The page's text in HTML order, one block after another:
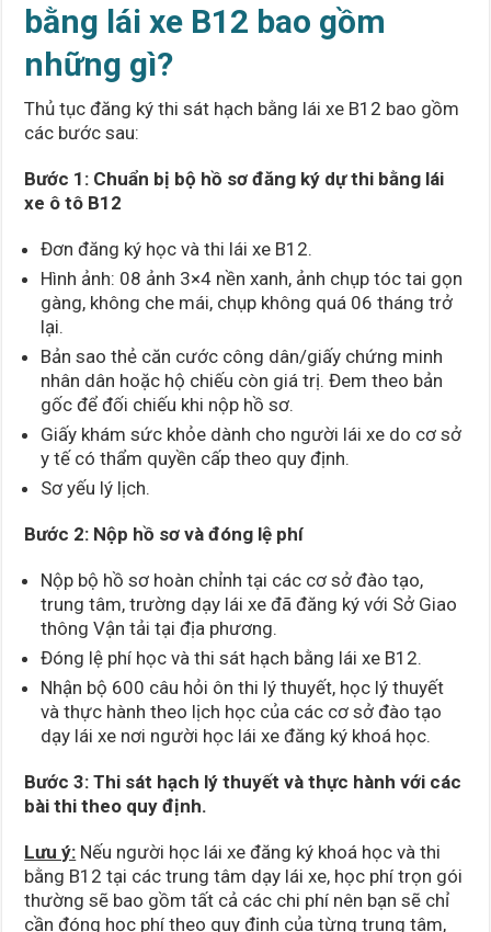
bằng lái xe B12 bao gồm
những gì?
Thủ tục đăng ký thi sát hạch bằng lái xe B12 bao gồm
các bước sau:
Bước 1: Chuẩn bị bộ hồ sơ đăng ký dự thi bằng lái
xe ô tô B12
Đơn đăng ký học và thi lái xe B12.
Hình ảnh: 08 ảnh 3×4 nền xanh, ảnh chụp tóc tai gọn
gàng, không che mái, chụp không quá 06 tháng trở
lại.
Bản sao thẻ căn cước công dân/giấy chứng minh
nhân dân hoặc hộ chiếu còn giá trị. Đem theo bản
gốc để đối chiếu khi nộp hồ sơ.
Giấy khám sức khỏe dành cho người lái xe do cơ sở
y tế có thẩm quyền cấp theo quy định.
Sơ yếu lý lịch.
Bước 2: Nộp hồ sơ và đóng lệ phí
Nộp bộ hồ sơ hoàn chỉnh tại các cơ sở đào tạo,
trung tâm, trường dạy lái xe đã đăng ký với Sở Giao
thông Vận tải tại địa phương.
Đóng lệ phí học và thi sát hạch bằng lái xe B12.
Nhận bộ 600 câu hỏi ôn thi lý thuyết, học lý thuyết
và thực hành theo lịch học của các cơ sở đào tạo
dạy lái xe nơi người học lái xe đăng ký khoá học.
Bước 3: Thi sát hạch lý thuyết và thực hành với các
bài thi theo quy định.
Lưu ý: Nếu người học lái xe đăng ký khoá học và thi
bằng B12 tại các trung tâm dạy lái xe, học phí trọn gói
thường sẽ bao gồm tất cả các chi phí nên bạn sẽ chỉ
cần đóng học phí theo quy định của từng trung tâm,